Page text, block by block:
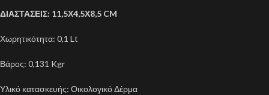
ΔΙΑΣΤΑΣΕΙΣ: 11,5Χ4,5Χ8,5 CM
Χωρητικότητα: 0,1 Lt
Βάρος: 0,131 Kgr
Υλικό κατασκευής: Οικολογικό Δέρμα